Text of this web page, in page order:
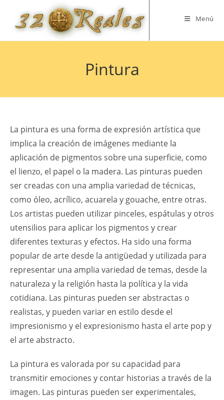
contenido
Menú
Pintura
La pintura es una forma de expresión artística que
implica la creación de imágenes mediante la
aplicación de pigmentos sobre una superficie, como
el lienzo, el papel o la madera. Las pinturas pueden
ser creadas con una amplia variedad de técnicas,
como óleo, acrílico, acuarela y gouache, entre otras.
Los artistas pueden utilizar pinceles, espátulas y otros
utensilios para aplicar los pigmentos y crear
diferentes texturas y efectos. Ha sido una forma
popular de arte desde la antigüedad y utilizada para
representar una amplia variedad de temas, desde la
naturaleza y la religión hasta la política y la vida
cotidiana. Las pinturas pueden ser abstractas o
realistas, y pueden variar en estilo desde el
impresionismo y el expresionismo hasta el arte pop y
el arte abstracto.
La pintura es valorada por su capacidad para
transmitir emociones y contar historias a través de la
imagen. Las pinturas pueden ser experimentales,